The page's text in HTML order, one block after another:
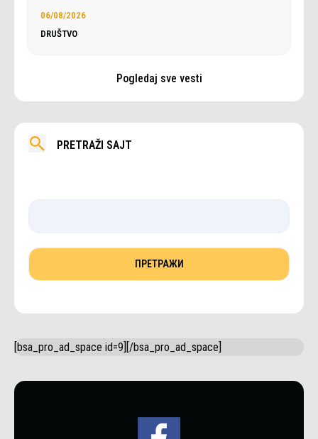
06/08/2026
DRUŠTVO
Pogledaj sve vesti
PRETRAŽI SAJT
[bsa_pro_ad_space id=9][/bsa_pro_ad_space]